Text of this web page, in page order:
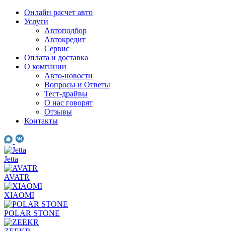
Skip
Онлайн расчет авто
Услуги
Автоподбор
Автокредит
Сервис
Оплата и доставка
О компании
Авто-новости
Вопросы и Ответы
Тест-драйвы
О нас говорят
Отзывы
Контакты
Jetta
AVATR
XIAOMI
POLAR STONE